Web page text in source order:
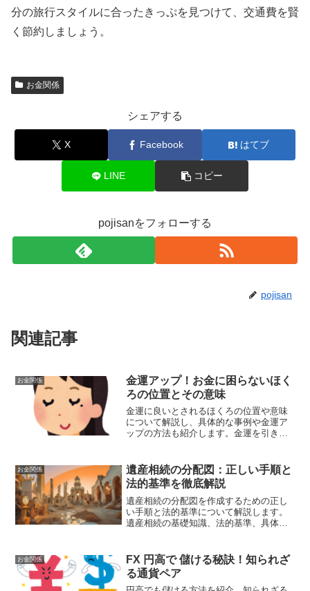
分の旅行スタイルに合ったきっぷを見つけて、交通費を賢
く節約しましょう。
お金関係
シェアする
X Facebook はてブ
LINE コピー
pojisanをフォローする
pojisan
関連記事
お金関係
金運アップ！お金に困らないほく
ろの位置とその意味
金運に良いとされるほくろの位置や意味
について解説し、具体的な事例や金運ア
ップの方法も紹介します。金運を引き寄
お金関係
遺産相続の分配図：正しい手順と
法的基準を徹底解説
遺産相続の分配図を作成するための正し
い手順と法的基準について解説します。
遺産相続の基礎知識、法的基準、具体的
ます。遺産分配の具体例も紹介し、公正
かつ円滑な相続手続きのための情報を提
供します。
お金関係
FX 円高で 儲ける秘訣！知られざ
る通貨ペア